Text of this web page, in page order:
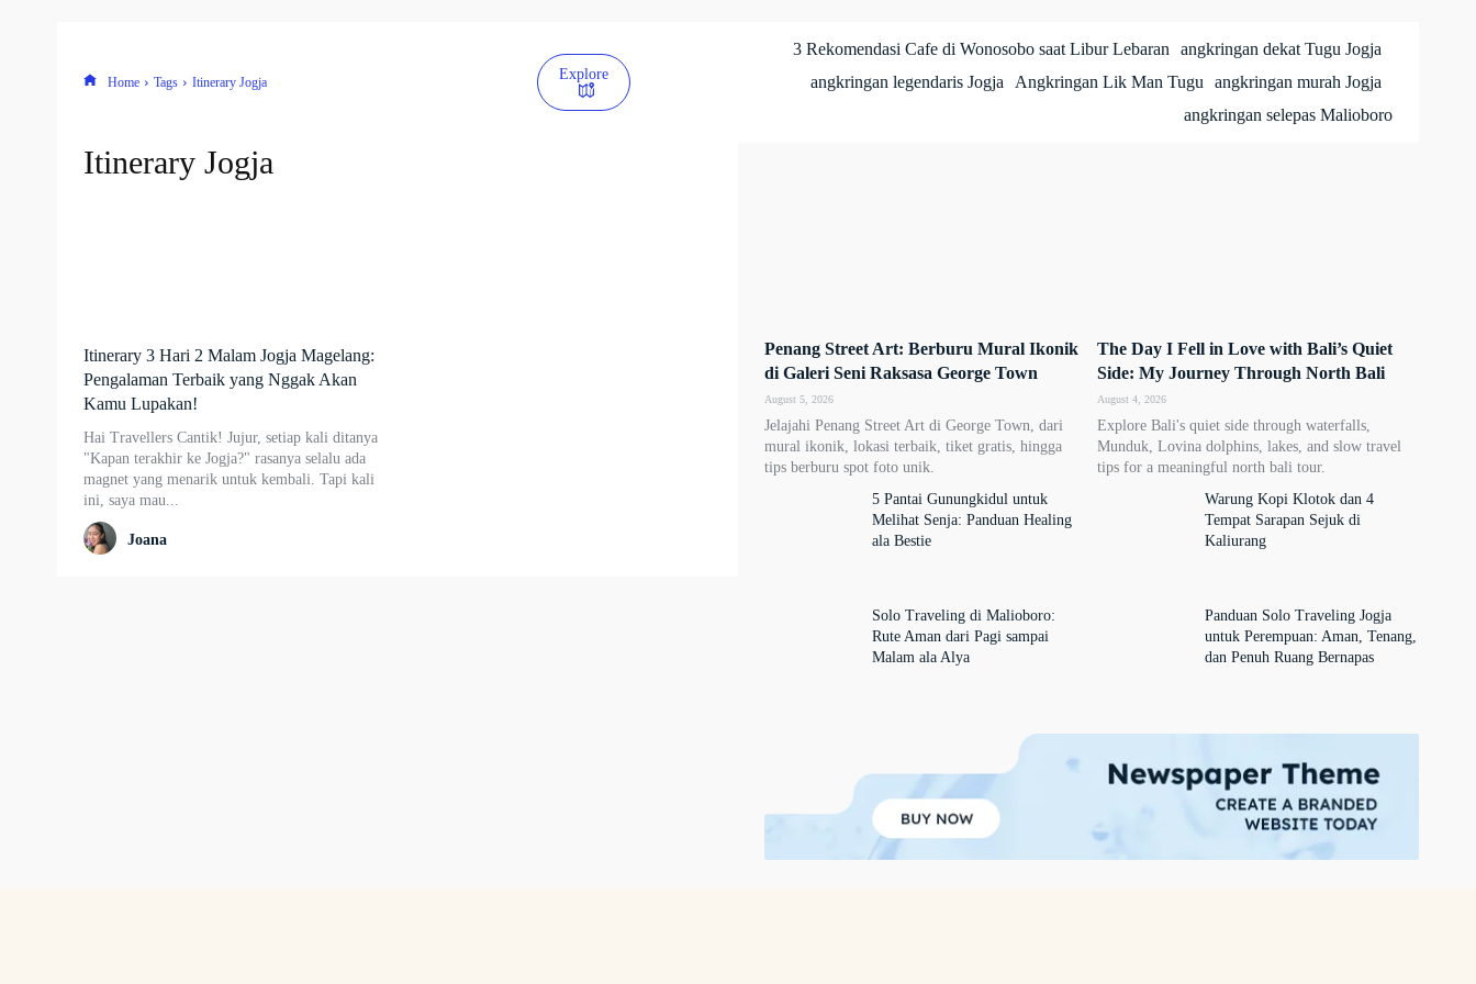
Home Tags Itinerary Jogja
Explore
3 Rekomendasi Cafe di Wonosobo saat Libur Lebaran
angkringan dekat Tugu Jogja
angkringan legendaris Jogja
Angkringan Lik Man Tugu
angkringan murah Jogja
angkringan selepas Malioboro
Itinerary Jogja
Itinerary 3 Hari 2 Malam Jogja Magelang:
Pengalaman Terbaik yang Nggak Akan
Kamu Lupakan!
Hai Travellers Cantik! Jujur, setiap kali ditanya
"Kapan terakhir ke Jogja?" rasanya selalu ada
magnet yang menarik untuk kembali. Tapi kali
ini, saya mau...
Joana
Penang Street Art: Berburu Mural Ikonik
di Galeri Seni Raksasa George Town
August 5, 2026
Jelajahi Penang Street Art di George Town, dari
mural ikonik, lokasi terbaik, tiket gratis, hingga
tips berburu spot foto unik.
The Day I Fell in Love with Bali’s Quiet
Side: My Journey Through North Bali
August 4, 2026
Explore Bali's quiet side through waterfalls,
Munduk, Lovina dolphins, lakes, and slow travel
tips for a meaningful north bali tour.
5 Pantai Gunungkidul untuk
Melihat Senja: Panduan Healing
ala Bestie
Warung Kopi Klotok dan 4
Tempat Sarapan Sejuk di
Kaliurang
Solo Traveling di Malioboro:
Rute Aman dari Pagi sampai
Malam ala Alya
Panduan Solo Traveling Jogja
untuk Perempuan: Aman, Tenang,
dan Penuh Ruang Bernapas